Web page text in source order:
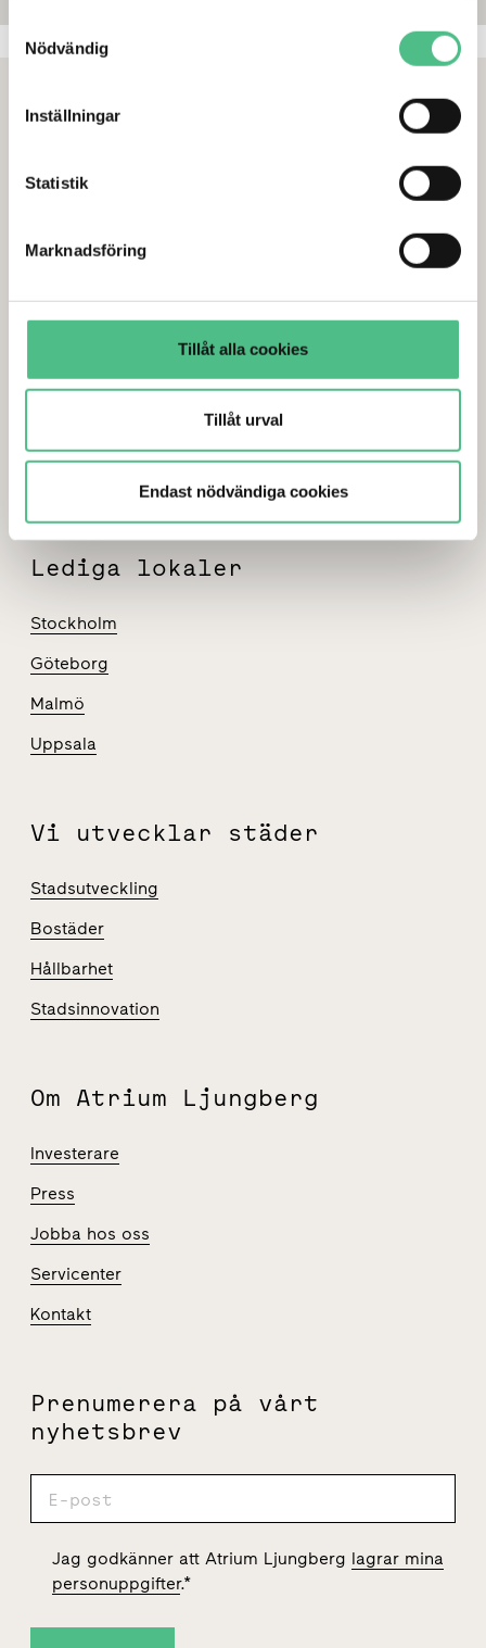
annan information om hur du använder hemsidan och
information som dessa tjänster har om dig sedan tidigare.
Det är helt frivilligt att lämna ditt samtycke nedan och du
dessutom själv kontrollera vilka cookies vi får använda
Samtyckesval
Nödvändig
Inställningar
Statistik
Marknadsföring
Tillåt alla cookies
Tillåt urval
Endast nödvändiga cookies
131 54 Nacka
131 04 Nacka
08-615 89 00
Lediga lokaler
Stockholm
Göteborg
Malmö
Uppsala
Vi utvecklar städer
Stadsutveckling
Bostäder
Hållbarhet
Stadsinnovation
Om Atrium Ljungberg
Investerare
Press
Jobba hos oss
Servicenter
Kontakt
Prenumerera på vårt
nyhetsbrev
Jag godkänner att Atrium Ljungberg lagrar mina
personuppgifter.*